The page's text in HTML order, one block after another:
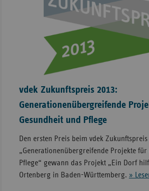
vdek Zukunftspreis 2013:
Generationenübergreifende
Gesundheit und Pflege
Den ersten Preis beim vdek Zukunftspreis
„Generationenübergreifende Projekte für
Pflege“ gewann das Projekt „Ein Dorf
Ortenberg in Baden-Württemberg. »